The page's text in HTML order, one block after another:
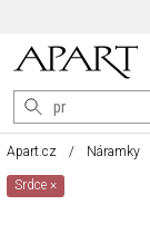
Apart.cz Náramky
Srdce×